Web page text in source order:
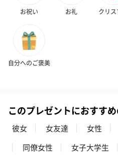
お祝い お礼 クリス
自分へのご褒美
このプレゼントにおすす
彼女 女友達 女性
同僚女性
女子大学生